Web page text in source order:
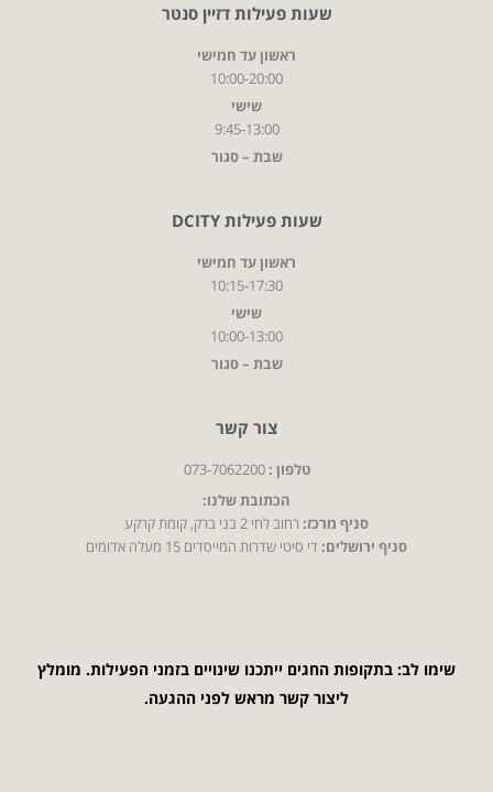
שעות פעילות דזיין סנטר
ראשון עד חמישי
10:00-20:00
שישי
9:45-13:00
שבת – סגור
שעות פעילות DCITY
ראשון עד חמישי
10:15-17:30
שישי
10:00-13:00
שבת – סגור
צור קשר
טלפון : 073-7062200
הכתובת שלנו:
סניף מרכז:רחוב לחי 2 בני ברק, קומת קרקע
סניף ירושלים:די סיטי שדרות המייסדים 15 מעלה אדומים
שימו לב: בתקופות החגים ייתכנו שינויים בזמני הפעילות. מומלץ
ליצור קשר מראש לפני ההגעה.